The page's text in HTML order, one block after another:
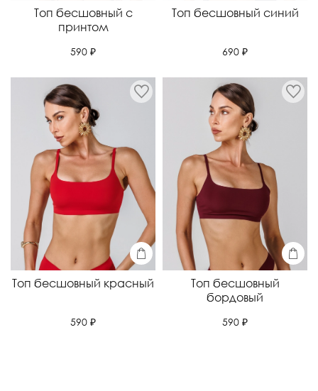
Топ бесшовный с
принтом
590 ₽
Топ бесшовный синий
690 ₽
Топ бесшовный красный
590 ₽
Топ бесшовный
бордовый
590 ₽